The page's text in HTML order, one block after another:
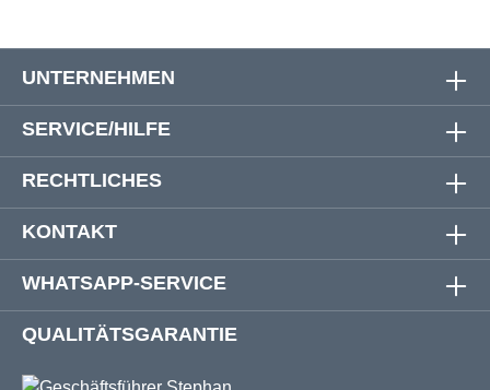
UNTERNEHMEN
SERVICE/HILFE
RECHTLICHES
KONTAKT
WHATSAPP-SERVICE
QUALITÄTSGARANTIE